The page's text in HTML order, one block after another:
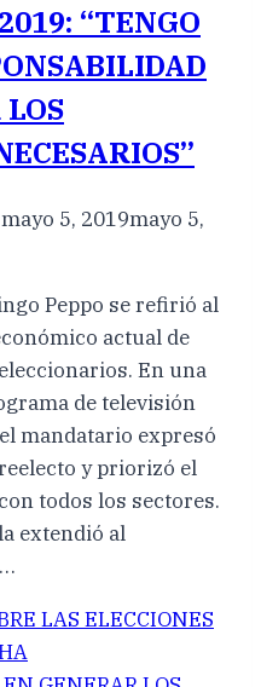
“TENGO
mayo 5, 2019mayo 5,
Peppo se refirió al
actual de
En una
de televisión
mandatario expresó
y priorizó el
todos los sectores.
extendió al
LAS ELECCIONES